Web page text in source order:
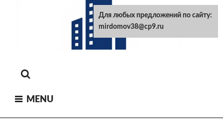
MENU
Для любых предложений по сайту:
mirdomov38@cp9.ru